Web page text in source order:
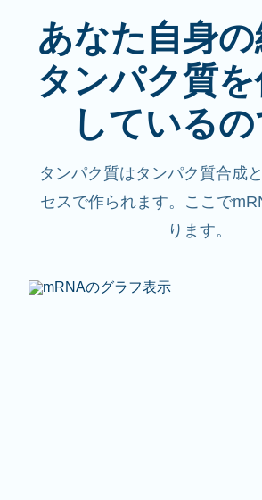
あなた自身
タンパク質
している
タンパク質はタンパク質合成
セスで作られます。ここで
ります。